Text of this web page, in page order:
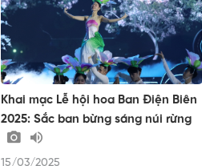
Khai mạc Lễ hội hoa Ban Điện Biên
2025: Sắc ban bừng sáng núi rừng
15/03/2025